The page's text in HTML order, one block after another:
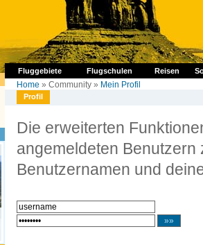
Fluggebiete Flugschulen Reisen
Home » Community » Mein Profil
Profil
Die erweiterten
angemeldeten Benutzern
Benutzernamen und